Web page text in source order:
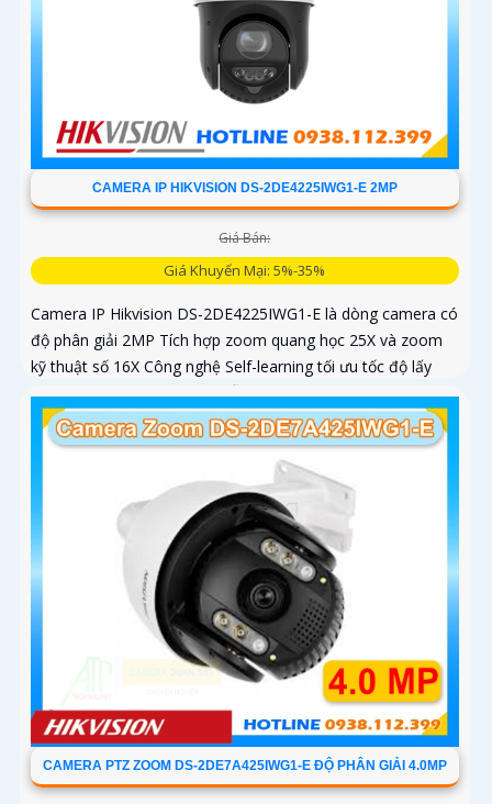
CAMERA IP HIKVISION DS-2DE4225IWG1-E 2MP
Giá Bán:
Giá Khuyến Mại: 5%-35%
Camera IP Hikvision DS-2DE4225IWG1-E là dòng camera có
độ phân giải 2MP Tích hợp zoom quang học 25X và zoom
kỹ thuật số 16X Công nghệ Self-learning tối ưu tốc độ lấy
nét, trong khi AI AcuSense hỗ trợ nhận diện người và
phương tiện, chụp tối đa 5 khuôn mặt đồng thời
CAMERA PTZ ZOOM DS-2DE7A425IWG1-E ĐỘ PHÂN GIẢI 4.0MP